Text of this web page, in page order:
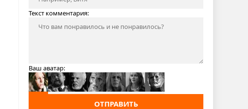
Текст комментария:
Ваш аватар:
ОТПРАВИТЬ